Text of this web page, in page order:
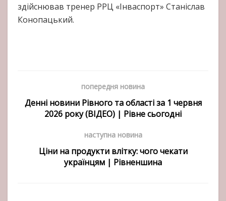
здійснював тренер РРЦ «Інваспорт» Станіслав
Конопацький.
попередня новина
Денні новини Рівного та області за 1 червня
2026 року (ВІДЕО) | Рівне сьогодні
наступна новина
Ціни на продукти влітку: чого чекати
українцям | Рівненшина